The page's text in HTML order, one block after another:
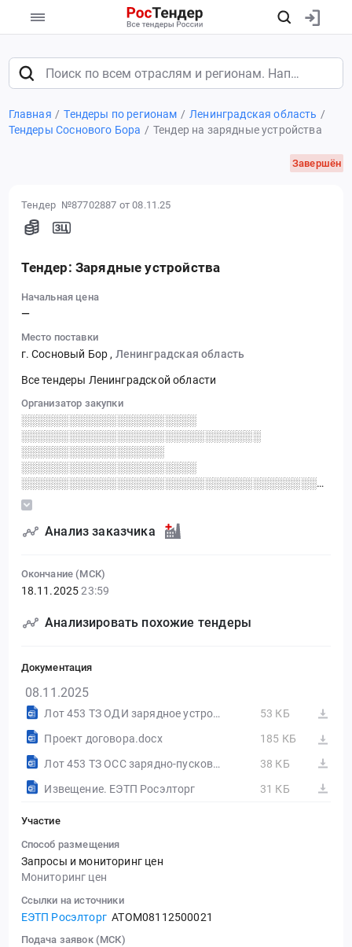
Главная Тендеры по регионам
Ленинградская область
Тендеры Соснового Бора
Тендер на зарядные устройства
Завершён
Тендер №87702887 от 08.11.25
Тендер: Зарядные устройства
Начальная цена
—
Место поставки
г. Сосновый Бор , Ленинградская область
Все тендеры Ленинградской области
Организатор закупки
░░░░░░░░░░░░░░░░░░░░░░
░░░░░░░░░░░░░░░░░░░░░░░░░░░░░░
░░░░░░░░░░░░░░░░░░
░░░░░░░░░░░░░░░░░░░░░░
░░░░░░░░░░░░░░░░░░░░░░░░░░░░░░
░░░░░░░░░░░░░░░░ ░░░░░░░░░░ ░░░░░░
░░░░░░░░░░░░░░░░░░░░░░░░░
Анализ заказчика
Окончание (МСК)
18.11.2025 23:59
Анализировать похожие тендеры
Документация
08.11.2025
Лот 453 ТЗ ОДИ зарядное устройство Bosch.docx
53 КБ
Проект договора.docx
185 КБ
Лот 453 ТЗ ОСС зарядно-пусковое устройство Вымпел-55.docx
38 КБ
Извещение. ЕЭТП Росэлторг
31 КБ
Участие
Способ размещения
Запросы и мониторинг цен
Мониторинг цен
Ссылки на источники
ЕЭТП Росэлторг ATOM08112500021
Подача заявок (МСК)